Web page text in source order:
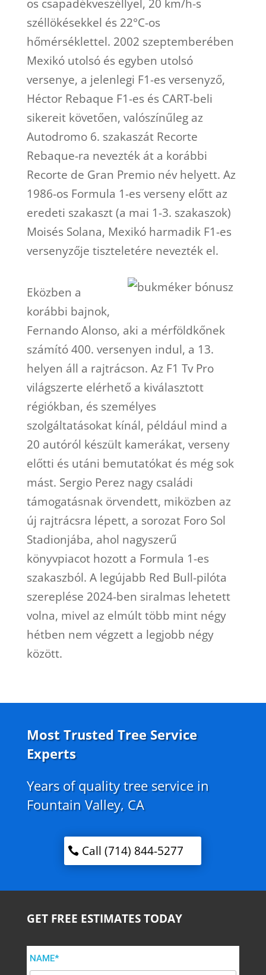
os csapadékveszéllyel, 20 km/h-s
széllökésekkel és 22°C-os
hőmérséklettel. 2002 szeptemberében
Mexikó utolsó és egyben utolsó
versenye, a jelenlegi F1-es versenyző,
Héctor Rebaque F1-es és CART-beli
sikereit követően, valószínűleg az
Autodromo 6. szakaszát Recorte
Rebaque-ra nevezték át a korábbi
Recorte de Gran Premio név helyett. Az
1986-os Formula 1-es verseny előtt az
eredeti szakaszt (a mai 1-3. szakaszok)
Moisés Solana, Mexikó harmadik F1-es
versenyzője tiszteletére nevezték el.
Eközben a
korábbi bajnok,
Fernando Alonso, aki a mérföldkőnek
számító 400. versenyen indul, a 13.
helyen áll a rajtrácson. Az F1 Tv Pro
világszerte elérhető a kiválasztott
régiókban, és személyes
szolgáltatásokat kínál, például mind a
20 autóról készült kamerákat, verseny
előtti és utáni bemutatókat és még sok
mást. Sergio Perez nagy családi
támogatásnak örvendett, miközben az
új rajtrácsra lépett, a sorozat Foro Sol
Stadionjába, ahol nagyszerű
könyvpiacot hozott a Formula 1-es
szakaszból. A legújabb Red Bull-pilóta
szereplése 2024-ben siralmas lehetett
volna, mivel az elmúlt több mint négy
hétben nem végzett a legjobb négy
között.
Most Trusted Tree Service
Experts
Years of quality tree service in
Fountain Valley, CA
Call (714) 844-5277
GET FREE ESTIMATES TODAY
NAME*